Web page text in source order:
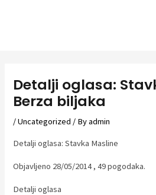
Detalji oglasa:
Berza biljaka
/Uncategorized / Byadmin
Detalji oglasa: Stavka Masline
Objavljeno 28/05/2014 , 49 pogodaka.
Detalji oglasa